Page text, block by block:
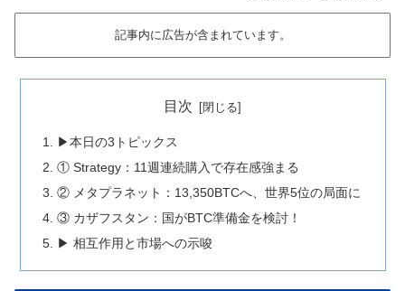
記事内に広告が含まれています。
目次
▶本日の3トピックス
① Strategy：11週連続購入で存在感強まる
② メタプラネット：13,350BTCへ、世界5位の局面に
③ カザフスタン：国がBTC準備金を検討！
▶ 相互作用と市場への示唆